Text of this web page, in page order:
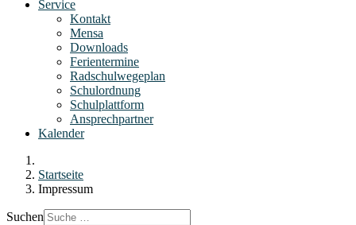
Service
Kontakt
Mensa
Downloads
Ferientermine
Radschulwegeplan
Schulordnung
Schulplattform
Ansprechpartner
Kalender
Startseite
Impressum
Suchen